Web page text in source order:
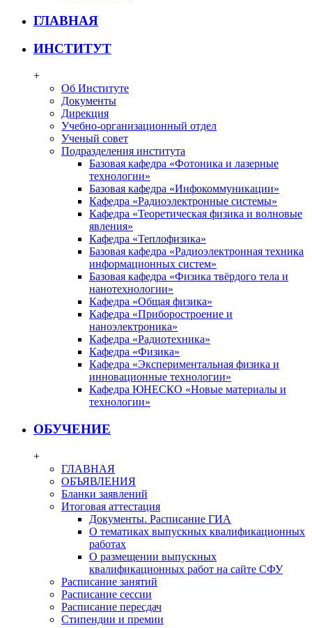
ГЛАВНАЯ
ИНСТИТУТ
+
Об Институте
Документы
Дирекция
Учебно-организационный отдел
Ученый совет
Подразделения института
Базовая кафедра «Фотоника и лазерные
технологии»
Базовая кафедра «Инфокоммуникации»
Кафедра «Радиоэлектронные системы»
Кафедра «Теоретическая физика и волновые
явления»
Кафедра «Теплофизика»
Базовая кафедра «Радиоэлектронная техника
информационных систем»
Базовая кафедра «Физика твёрдого тела и
нанотехнологии»
Кафедра «Общая физика»
Кафедра «Приборостроение и
наноэлектроника»
Кафедра «Радиотехника»
Кафедра «Физика»
Кафедра «Экспериментальная физика и
инновационные технологии»
Кафедра ЮНЕСКО «Новые материалы и
технологии»
ОБУЧЕНИЕ
+
ГЛАВНАЯ
ОБЪЯВЛЕНИЯ
Бланки заявлений
Итоговая аттестация
Документы. Расписание ГИА
О тематиках выпускных квалификационных
работах
О размещении выпускных
квалификационных работ на сайте СФУ
Расписание занятий
Расписание сессии
Расписание пересдач
Стипендии и премии